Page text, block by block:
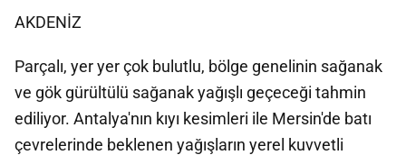
AKDENİZ
Parçalı, yer yer çok bulutlu, bölge genelinin sağanak
ve gök gürültülü sağanak yağışlı geçeceği tahmin
ediliyor. Antalya'nın kıyı kesimleri ile Mersin'de batı
çevrelerinde beklenen yağışların yerel kuvvetli